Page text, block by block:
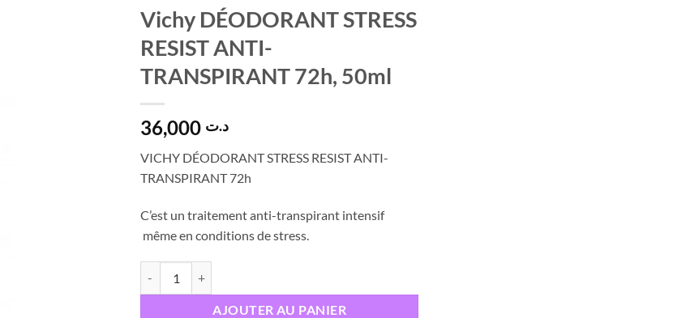
Vichy DÉODORANT STRESS
RESIST ANTI-
TRANSPIRANT 72h, 50ml
د.ت
VICHY DÉODORANT STRESS RESIST ANTI-
TRANSPIRANT 72h
C’est un traitement anti-transpirant intensif
même en conditions de stress.
AJOUTER AU PANIER